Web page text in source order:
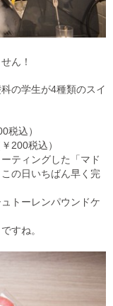
ん！
の学生が4種類のスイ
税込）
200税込）
ティングした「マド
の日いちばん早く完
トーレンパウンドケ
すね。